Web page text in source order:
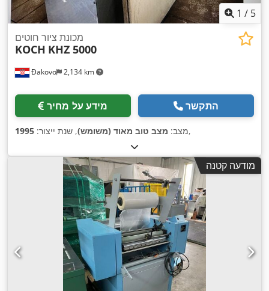
1 / 5
Đakovo 2,134 km
מכונת ציור חוטים
KOCH KHZ 5000
מידע על מחיר התקשר
מצב: מצב טוב מאוד (משומש), שנת ייצור: 1995 ,
מודעה קטנה